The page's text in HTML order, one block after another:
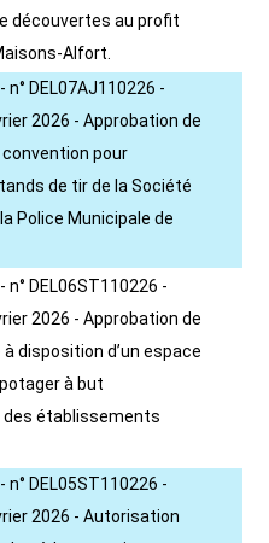
découvertes au profit
Alfort.
DEL07AJ110226 -
2026 - Approbation de
convention pour
de tir de la Société
Police Municipale de
DEL06ST110226 -
2026 - Approbation de
disposition d’un espace
à but
des établissements
DEL05ST110226 -
2026 - Autorisation